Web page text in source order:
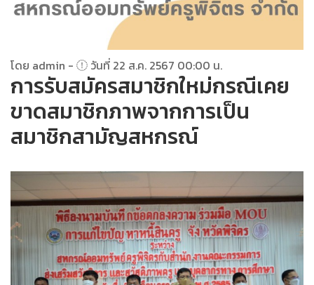
โดย admin - วันที่ 22 ส.ค. 2567 00:00 น.
การรับสมัครสมาชิกใหม่กรณีเคย
ขาดสมาชิกภาพจากการเป็น
สมาชิกสามัญสหกรณ์